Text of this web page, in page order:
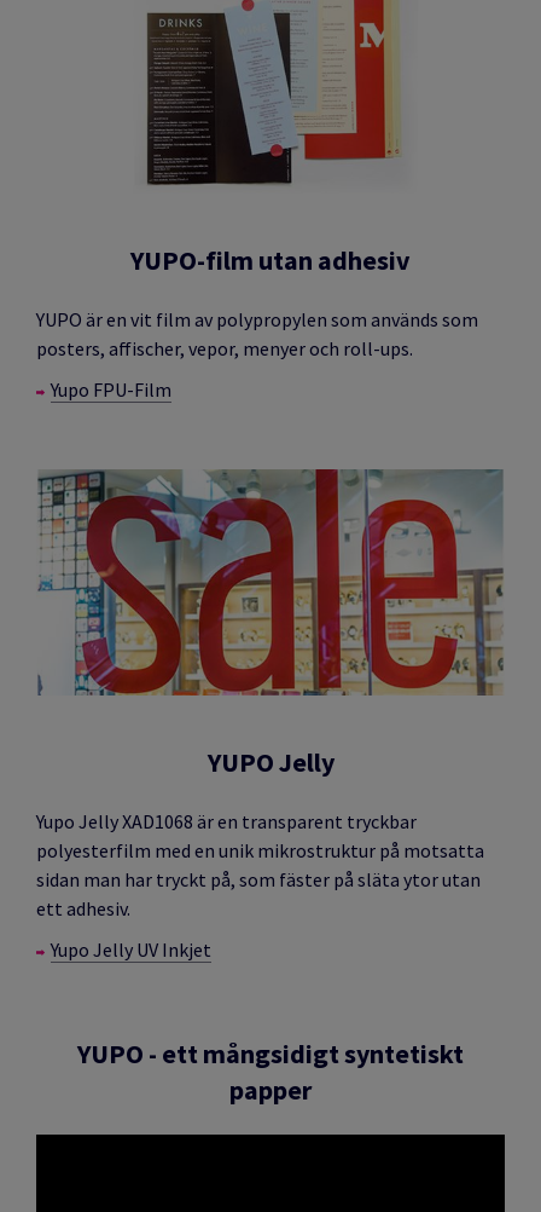
YUPO-film utan adhesiv
YUPO är en vit film av polypropylen som används som
posters, affischer, vepor, menyer och roll-ups.
Yupo FPU-Film
YUPO Jelly
Yupo Jelly XAD1068 är en transparent tryckbar
polyesterfilm med en unik mikrostruktur på motsatta
sidan man har tryckt på, som fäster på släta ytor utan
ett adhesiv.
Yupo Jelly UV Inkjet
YUPO - ett mångsidigt syntetiskt
papper